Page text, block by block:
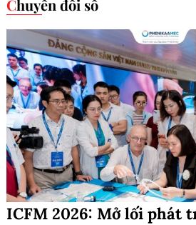
Chuyển đổi số
ICFM 2026: Mở lối phát